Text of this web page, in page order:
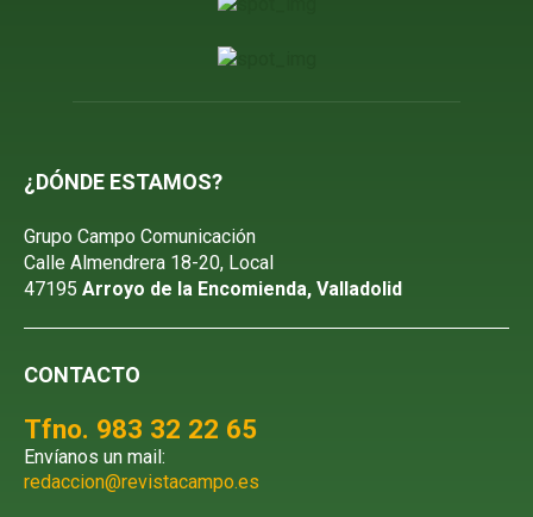
¿DÓNDE ESTAMOS?
Grupo Campo Comunicación
Calle Almendrera 18-20, Local
47195 Arroyo de la Encomienda, Valladolid
CONTACTO
Tfno. 983 32 22 65
Envíanos un mail:
redaccion@revistacampo.es